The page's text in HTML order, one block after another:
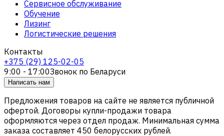
Сервисное обслуживание
Обучение
Лизинг
Логистические решения
Контакты
+375 (29) 125-02-05
9:00 - 17:00Звонок по Беларуси
Написать нам
Предложения товаров на сайте не является публичной
офертой. Договоры купли-продажи товара
оформляются через отдел продаж. Минимальная сумма
заказа составляет 450 белорусских рублей.